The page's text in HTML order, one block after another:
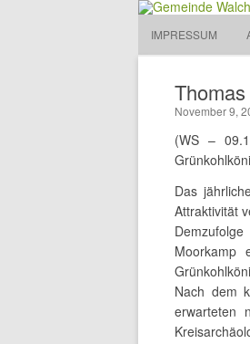
GemeindeIMPRESSUM
November 9,
(WS –
Das
Attraktivität
Moorkamp
Nach dem
erwarteten